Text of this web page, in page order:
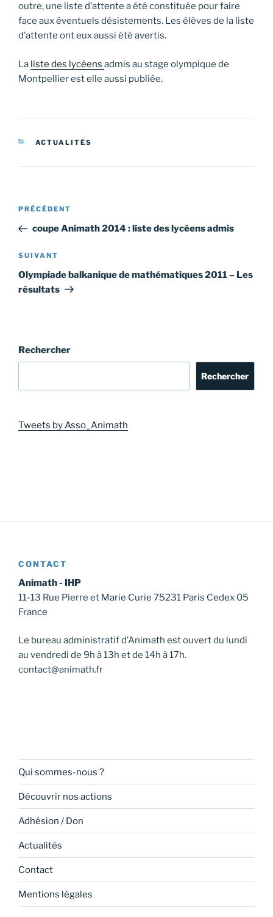
outre, une liste d’attente a été constituée pour faire
face aux éventuels désistements. Les élèves de la liste
d’attente ont eux aussi été avertis.
La liste des lycéens admis au stage olympique de
Montpellier est elle aussi publiée.
CATÉGORIES
ACTUALITÉS
Navigation
l’article
Article
précédent
PRÉCÉDENT
coupe Animath 2014 : liste des lycéens admis
Article
suivant
SUIVANT
Olympiade balkanique de mathématiques 2011 – Les
résultats
Rechercher
Rechercher
Tweets by Asso_Animath
CONTACT
Animath - IHP
11-13 Rue Pierre et Marie Curie 75231 Paris Cedex 05
France
Le bureau administratif d’Animath est ouvert du lundi
au vendredi de 9h à 13h et de 14h à 17h.
contact@animath.fr
Qui sommes-nous ?
Découvrir nos actions
Adhésion / Don
Actualités
Contact
Mentions légales